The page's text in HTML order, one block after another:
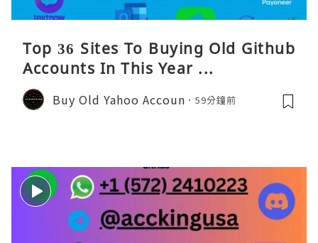
Top 36 Sites To Buying Old Github
Accounts In This Year ...
Buy Old Yahoo Accoun 59分鐘前